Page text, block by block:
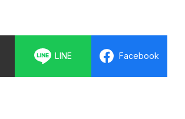
LINE Facebook